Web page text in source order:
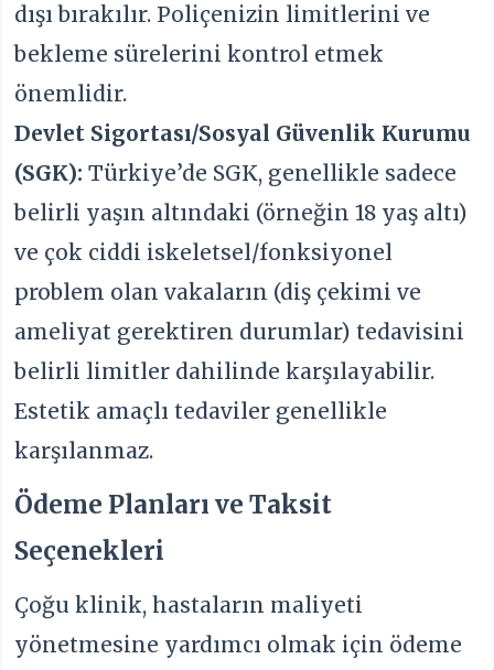
dışı bırakılır. Poliçenizin limitlerini ve
bekleme sürelerini kontrol etmek
önemlidir.
Devlet Sigortası/Sosyal Güvenlik Kurumu
(SGK): Türkiye’de SGK, genellikle sadece
belirli yaşın altındaki (örneğin 18 yaş altı)
ve çok ciddi iskeletsel/fonksiyonel
problem olan vakaların (diş çekimi ve
ameliyat gerektiren durumlar) tedavisini
belirli limitler dahilinde karşılayabilir.
Estetik amaçlı tedaviler genellikle
karşılanmaz.
Ödeme Planları ve Taksit
Seçenekleri
Çoğu klinik, hastaların maliyeti
yönetmesine yardımcı olmak için ödeme